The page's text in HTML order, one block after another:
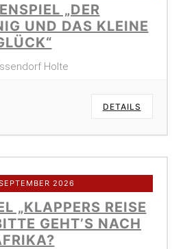
„DER
UND DAS KLEINE
Holte
DETAILS
2026
„KLAPPERS REISE
GEHT’S NACH